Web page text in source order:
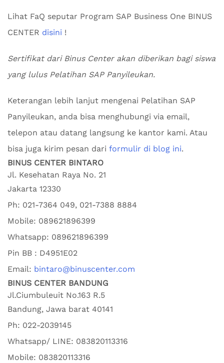
Lihat FaQ seputar Program SAP Business One BINUS
CENTER disini !
Sertifikat dari Binus Center akan diberikan bagi siswa
yang lulus Pelatihan SAP Panyileukan.
Keterangan lebih lanjut mengenai Pelatihan SAP
Panyileukan, anda bisa menghubungi via email,
telepon atau datang langsung ke kantor kami. Atau
bisa juga kirim pesan dari formulir di blog ini.
BINUS CENTER BINTARO
Jl. Kesehatan Raya No. 21
Jakarta 12330
Ph: 021-7364 049, 021-7388 8884
Mobile: 089621896399
Whatsapp: 089621896399
Pin BB : D4951E02
Email: bintaro@binuscenter.com
BINUS CENTER BANDUNG
Jl.Ciumbuleuit No.163 R.5
Bandung, Jawa barat 40141
Ph: 022-2039145
Whatsapp/ LINE: 083820113316
Mobile: 083820113316